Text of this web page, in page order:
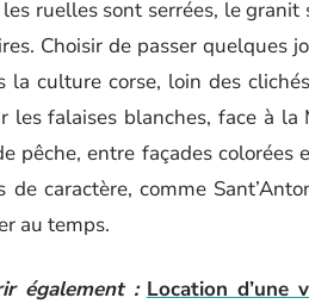
les ruelles sont serrées, le
Choisir de passer quelques
la culture corse, loin des
les falaises blanches, face à la
pêche, entre façades
de caractère, comme
au temps.
également : Location d’une